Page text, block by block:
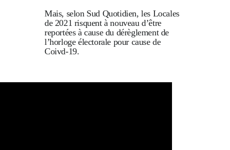
Mais, selon Sud Quotidien, les Locales
de 2021 risquent à nouveau d’être
reportées à cause du dérèglement de
l’horloge électorale pour cause de
Coivd-19.